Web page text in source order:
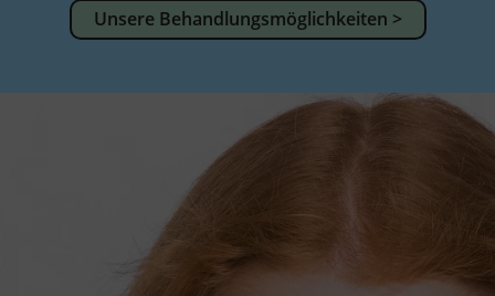
Unsere Behandlungsmöglichkeiten >